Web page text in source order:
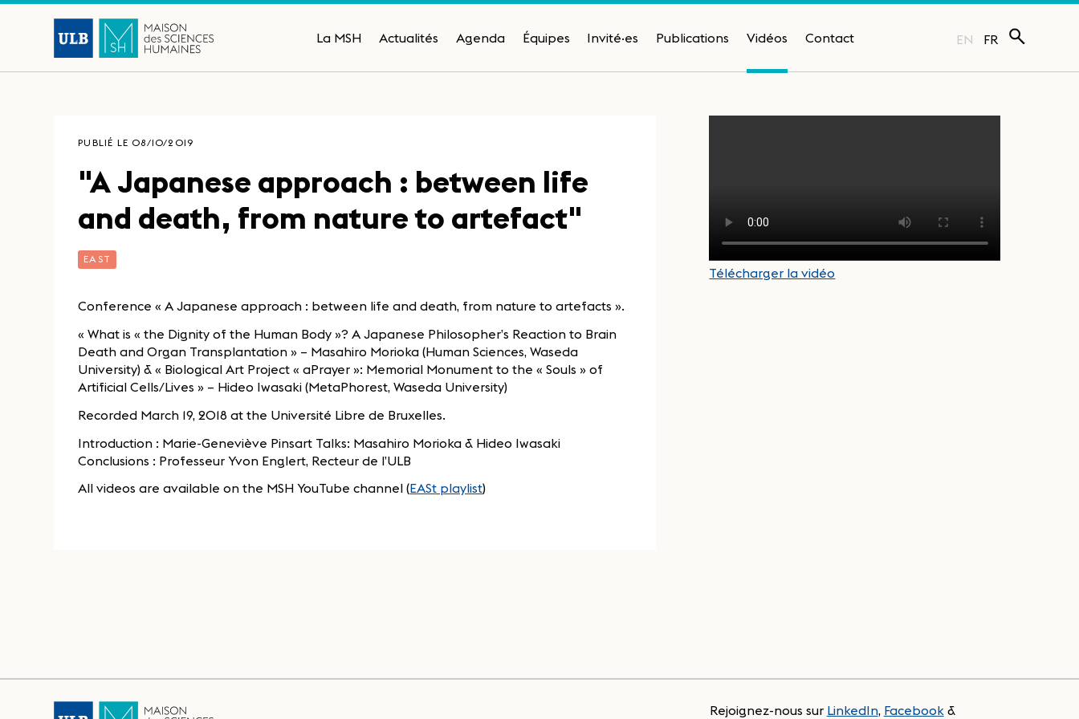
La MSH Actualités Agenda Équipes Invité·es Publications Vidéos Contact EN FR
PUBLIÉ LE 08/10/2019
"A Japanese approach : between life
and death, from nature to artefact"
EAST
Conference « A Japanese approach : between life and death, from nature to artefacts ».
« What is « the Dignity of the Human Body »? A Japanese Philosopher’s Reaction to Brain
Death and Organ Transplantation » – Masahiro Morioka (Human Sciences, Waseda
University) & « Biological Art Project « aPrayer »: Memorial Monument to the « Souls » of
Artificial Cells/Lives » – Hideo Iwasaki (MetaPhorest, Waseda University)
Recorded March 19, 2018 at the Université Libre de Bruxelles.
Introduction : Marie-Geneviève Pinsart Talks: Masahiro Morioka & Hideo Iwasaki
Conclusions : Professeur Yvon Englert, Recteur de l’ULB
All videos are available on the MSH YouTube channel (EASt playlist)
Télécharger la vidéo
Rejoignez-nous sur LinkedIn, Facebook&